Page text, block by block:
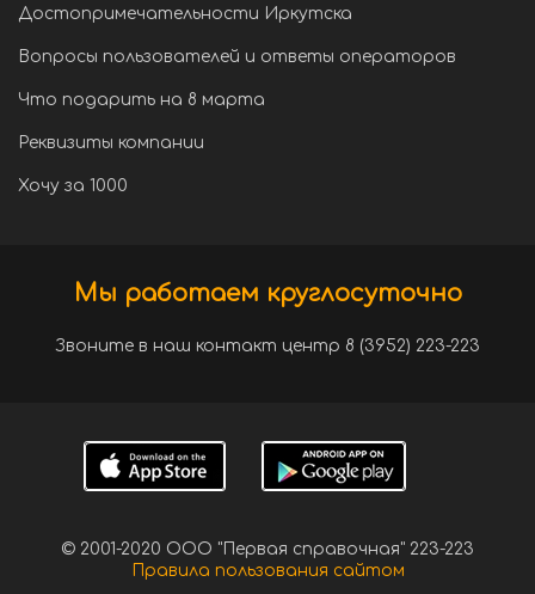
Достопримечательности Иркутска
Вопросы пользователей и ответы операторов
Что подарить на 8 марта
Реквизиты компании
Хочу за 1000
Мы работаем круглосуточно
Звоните в наш контакт центр 8 (3952) 223-223
© 2001-2020 ООО "Первая справочная" 223-223
Правила пользования сайтом